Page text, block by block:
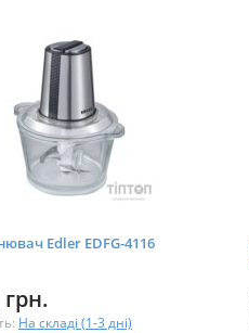
Edler EDFG-4116
грн.
На складі (1-3 дні)